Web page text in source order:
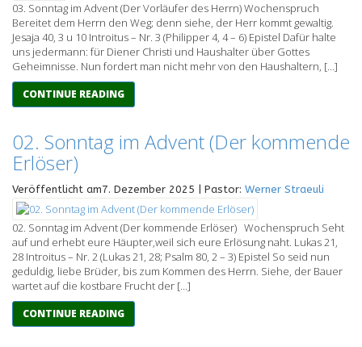
03. Sonntag im Advent (Der Vorläufer des Herrn) Wochenspruch
Bereitet dem Herrn den Weg; denn siehe, der Herr kommt gewaltig.
Jesaja 40, 3 u 10 Introitus – Nr. 3 (Philipper 4, 4 – 6) Epistel Dafür halte
uns jedermann: für Diener Christi und Haushalter über Gottes
Geheimnisse. Nun fordert man nicht mehr von den Haushaltern, […]
CONTINUE READING
02. Sonntag im Advent (Der kommende
Erlöser)
Veröffentlicht am7. Dezember 2025 | Pastor: Werner Straeuli
02. Sonntag im Advent (Der kommende Erlöser) Wochenspruch Seht
auf und erhebt eure Häupter,weil sich eure Erlösung naht. Lukas 21,
28 Introitus – Nr. 2 (Lukas 21, 28; Psalm 80, 2 – 3) Epistel So seid nun
geduldig, liebe Brüder, bis zum Kommen des Herrn. Siehe, der Bauer
wartet auf die kostbare Frucht der […]
CONTINUE READING